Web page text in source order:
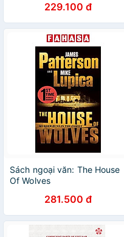
229.100 đ
Sách ngoại văn: The House
Of Wolves
281.500 đ